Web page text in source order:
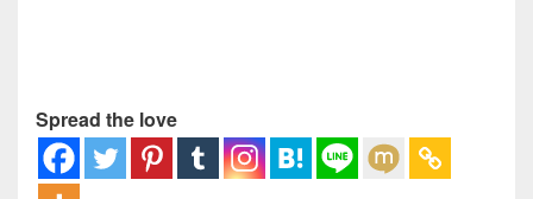
Spread the love